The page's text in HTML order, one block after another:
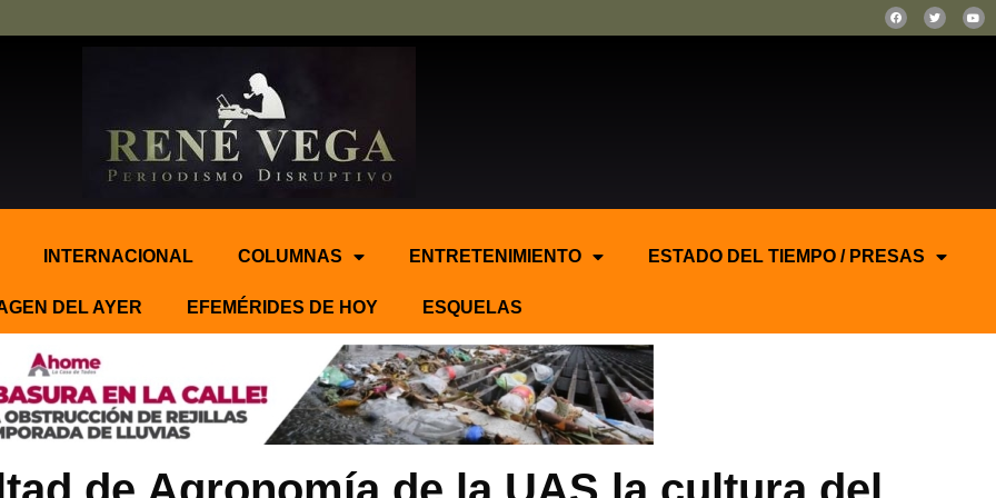
INTERNACIONAL COLUMNAS ENTRETENIMIENTO ESTADO DEL TIEMPO / PRESAS
DEL AYER EFEMÉRIDES DE HOY ESQUELAS